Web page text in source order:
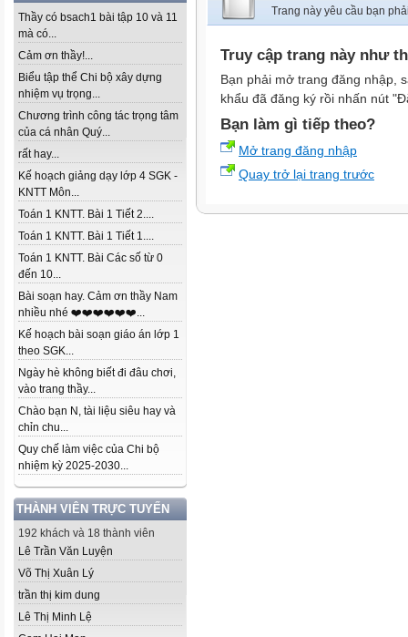
Thầy có bsach1 bài tập 10 và 11
mà có...
Cảm ơn thầy!...
Biểu tập thể Chi bộ xây dựng
nhiệm vụ trọng...
Chương trình công tác trọng tâm
của cá nhân Quý...
rất hay...
Kế hoạch giảng dạy lớp 4 SGK -
KNTT Môn...
Toán 1 KNTT. Bài 1 Tiết 2....
Toán 1 KNTT. Bài 1 Tiết 1....
Toán 1 KNTT. Bài Các số từ 0
đến 10...
Bài soạn hay. Cảm ơn thầy Nam
nhiều nhé ❤️❤️❤️❤️❤️❤️...
Kế hoạch bài soạn giáo án lớp 1
theo SGK...
Ngày hè không biết đi đâu chơi,
vào trang thầy...
Chào bạn N, tài liệu siêu hay và
chỉn chu...
Quy chế làm việc của Chi bộ
nhiệm kỳ 2025-2030...
THÀNH VIÊN TRỰC TUYẾN
192 khách và 18 thành viên
Lê Trần Văn Luyện
Võ Thị Xuân Lý
trần thị kim dung
Lê Thị Minh Lệ
Trang này yêu cầu bạn
Truy cập trang này như
Bạn phải mở trang đăng nhập,
khẩu đã đăng ký rồi nhấn nút
Bạn làm gì tiếp theo?
Mở trang đăng nhập
Quay trở lại trang trước